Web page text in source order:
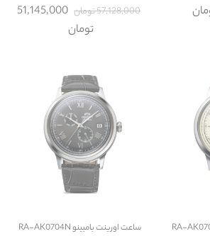
57,128,000 تومان
51,145,000
تومان
ساعتاورینت بامبینو RA-AK0704N